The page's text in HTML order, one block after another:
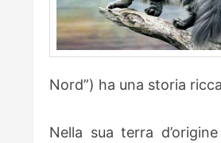
Nord”) ha una storia
Nella sua terra